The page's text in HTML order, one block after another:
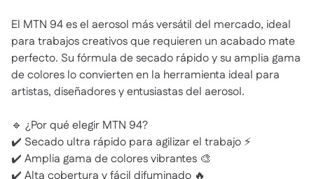
El MTN 94 es el aerosol más versátil del mercado, ideal
para trabajos creativos que requieren un acabado mate
perfecto. Su fórmula de secado rápido y su amplia gama
de colores lo convierten en la herramienta ideal para
artistas, diseñadores y entusiastas del aerosol.
🔹 ¿Por qué elegir MTN 94?
✔️ Secado ultra rápido para agilizar el trabajo ⚡
✔️ Amplia gama de colores vibrantes 🎨